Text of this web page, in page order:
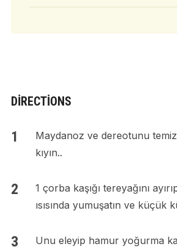
DIRECTIONS
Maydanoz ve dereotunu
kıyın..
1 çorba kaşığı tereyağını
ısısında yumuşatın ve küçük
Unu eleyip hamur yoğurma